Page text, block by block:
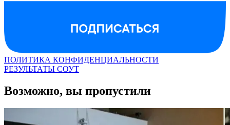
ПОЛИТИКА КОНФИДЕНЦИАЛЬНОСТИ
РЕЗУЛЬТАТЫ СОУТ
Возможно, вы пропустили